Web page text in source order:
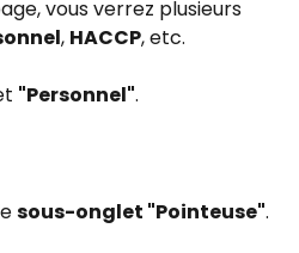
, HACCP, etc.
"Personnel".
sous-onglet "Pointeuse".